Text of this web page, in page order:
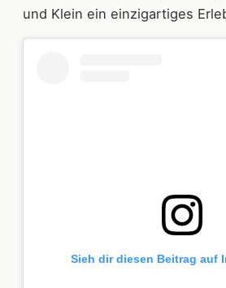
und Klein ein einzigartiges
Sieh dir diesen Beitrag auf